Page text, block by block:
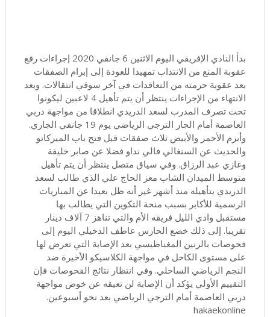
بدأ النادي الإفريقي اليوم الاثنين 6 جانفي 2020 إجراءات رفع
عقوبة المنع من الانتداب تمهيدا للعودة إلى إبرام الصفقات
بعد عقوبة حرمته من التعاقدات في آخر سوقي انتقالات. وبعد
الانتهاء من الإجراءات ينتظر أن يتم تأهيل 4 لاعبين ليكونوا
تحت تصرف المدرب لسعد الدريدي انطلاقا من مواجهة دربي
العاصمة أمام الجار الترجي الرياضي يوم 19 جانفي الجاري.
وأبرم الأحمر والأبيض ثلاث صفقات قبل فتح باب الميركاتو
والحديث عن السنغالي فالي نداو فضلا عن صابر خليفة
وغازي عبد الرزاق. وفي سياق متصل ينتظر أن يتم تأهيل
متوسط الميدان الشاب معز الحاج علي الذي طالب لسعد
الدريدي بتأهيله منذ أشهر غير أنه ظل بعيدا عن المباريات
الرسمية للأكابر بسبب منحة التكوين التي يطالب بها
مستقبل وادي الليل فريقه الأم والتي تناهز 7 آلاف دينار
تقريبا. إلى ذلك خضع الحارس عاطف الدخيلي اليوم إلى
فحوصات بالرنين المغناطيسي بعد الإصابة التي تعرض لها
على مستوى الكاحل في مواجهة الكلاسيكو الأخيرة ضد
النجم الرياضي الساحلي. وفي انتظار نتائج الفحوصات فإن
التقييم الأولي يؤكد أن الإصابة لن تعيقه عن خوض مواجهة
دربي العاصمة أمام الترجي الرياضي بعد نحو أسبوعين.
hakaekonline